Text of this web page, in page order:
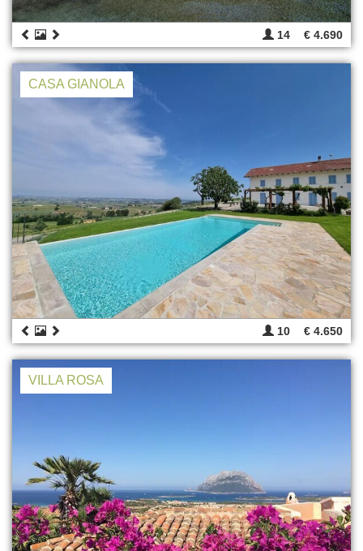
14 € 4.690
CASA GIANOLA
10 € 4.650
VILLA ROSA